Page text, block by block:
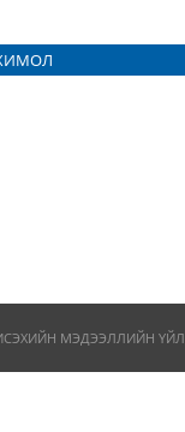
МЭДЭЭЛЛИЙН